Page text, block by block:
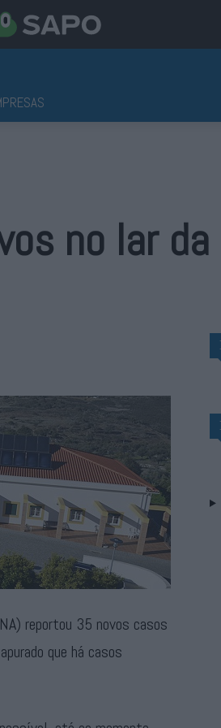
no lar
reportou 35 novos casos
que há casos